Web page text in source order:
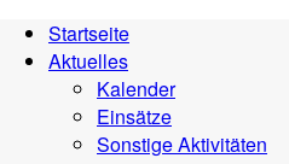
Startseite
Aktuelles
Kalender
Einsätze
Sonstige Aktivitäten